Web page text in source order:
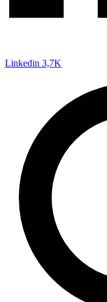
Linkedin 3,7K